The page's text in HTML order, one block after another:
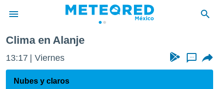
de
ha sido
Clima en Alanje
13:17 Viernes ...
Nubes y claros